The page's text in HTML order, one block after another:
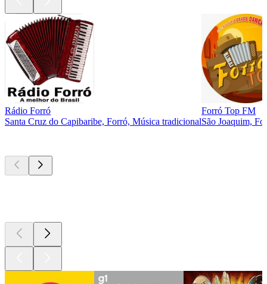
Rádio Forró
Santa Cruz do Capibaribe, Forró, Música tradicional
Forró Top FM
São Joaquim,